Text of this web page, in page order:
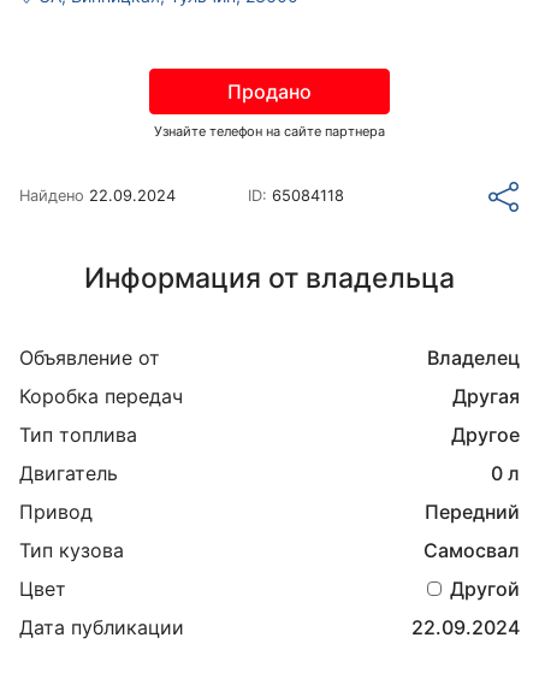
Продано
Узнайте телефон на сайте партнера
Найдено 22.09.2024 ID: 65084118
Информация от владельца
Объявление от
Владелец
Коробка передач
Другая
Тип топлива
Другое
Двигатель
0 л
Привод
Передний
Тип кузова
Самосвал
Цвет
Другой
Дата публикации
22.09.2024